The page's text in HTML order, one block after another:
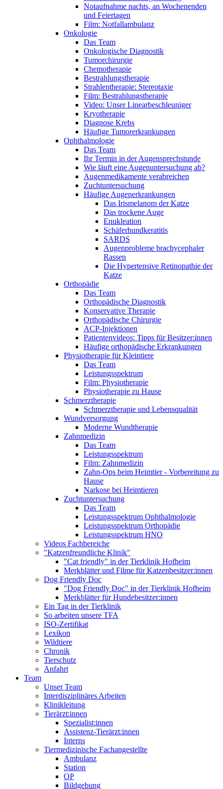
Notaufnahme nachts, an Wochenenden
und Feiertagen
Film: Notfallambulanz
Onkologie
Das Team
Onkologische Diagnostik
Tumorchirurgie
Chemotherapie
Bestrahlungstherapie
Strahlentherapie: Stereotaxie
Film: Bestrahlungstherapie
Video: Unser Linearbeschleuniger
Kryotherapie
Diagnose Krebs
Häufige Tumorerkrankungen
Ophthalmologie
Das Team
Ihr Termin in der Augensprechstunde
Wie läuft eine Augenuntersuchung ab?
Augenmedikamente verabreichen
Zuchtuntersuchung
Häufige Augenerkrankungen
Das Irismelanom der Katze
Das trockene Auge
Enukleation
Schäferhundkeratitis
SARDS
Augenprobleme brachycephaler
Rassen
Die Hypertensive Retinopathie der
Katze
Orthopädie
Das Team
Orthopädische Diagnostik
Konservative Therapie
Orthopädische Chirurgie
ACP-Injektionen
Patientenvideos: Tipps für Besitzer:innen
Häufige orthopädische Erkrankungen
Physiotherapie für Kleintiere
Das Team
Leistungsspektrum
Film: Physiotherapie
Physiotherapie zu Hause
Schmerztherapie
Schmerztherapie und Lebensqualität
Wundversorgung
Moderne Wundtherapie
Zahnmedizin
Das Team
Leistungsspektrum
Film: Zahnmedizin
Zahn-Ops beim Heimtier - Vorbereitung zu
Hause
Narkose bei Heimtieren
Zuchtuntersuchung
Das Team
Leistungsspektrum Ophthalmologie
Leistungsspektrum Orthopädie
Leistungsspektrum HNO
Videos Fachbereiche
"Katzenfreundliche Klinik"
"Cat friendly" in der Tierklinik Hofheim
Merkblätter und Filme für Katzenbesitzer:innen
Dog Friendly Doc
"Dog Friendly Doc" in der Tierklinik Hofheim
Merkblätter für Hundebesitzer:innen
Ein Tag in der Tierklinik
So arbeiten unsere TFA
ISO-Zertifikat
Lexikon
Wildtiere
Chronik
Tierschutz
Anfahrt
Team
Unser Team
Interdisziplinäres Arbeiten
Klinikleitung
Tierärzt:innen
Spezialist:innen
Assistenz-Tierärzt:innen
Interns
Tiermedizinische Fachangestellte
Ambulanz
Station
OP
Bildgebung